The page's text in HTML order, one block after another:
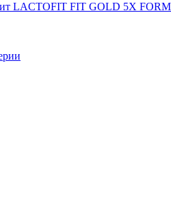
LACTOFIT FIT GOLD 5X